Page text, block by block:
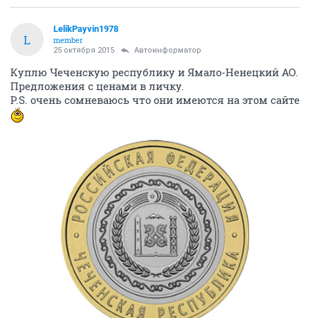
L
LelikPayvin1978
member
25 октября 2015 Автоинформатор
Куплю Чеченскую республику и Ямало-Ненецкий АО.
Предложения с ценами в личку.
P.S. очень сомневаюсь что они имеются на этом сайте